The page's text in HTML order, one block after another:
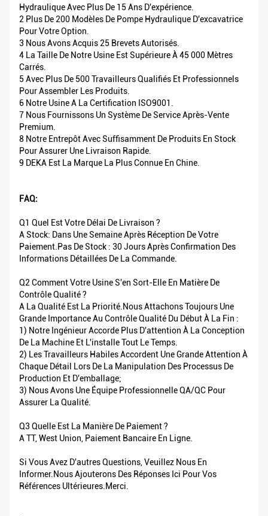
Hydraulique Avec Plus De 15 Ans D'expérience.
2 Plus De 200 Modèles De Pompe Hydraulique D'excavatrice
Pour Votre Option.
3 Nous Avons Acquis 25 Brevets Autorisés.
4 La Taille De Notre Usine Est Supérieure À 45 000 Mètres
Carrés.
5 Avec Plus De 500 Travailleurs Qualifiés Et Professionnels
Pour Assembler Les Produits.
6 Notre Usine A La Certification ISO9001.
7 Nous Fournissons Un Système De Service Après-Vente
Premium.
8 Notre Entrepôt Avec Suffisamment De Produits En Stock
Pour Assurer Une Livraison Rapide.
9 DEKA Est La Marque La Plus Connue En Chine.
FAQ:
Q1 Quel Est Votre Délai De Livraison ?
A Stock: Dans Une Semaine Après Réception De Votre
Paiement.Pas De Stock : 30 Jours Après Confirmation Des
Informations Détaillées De La Commande.
Q2 Comment Votre Usine S'en Sort-Elle En Matière De
Contrôle Qualité ?
A La Qualité Est La Priorité.Nous Attachons Toujours Une
Grande Importance Au Contrôle Qualité Du Début À La Fin :
1) Notre Ingénieur Accorde Plus D'attention À La Conception
De La Machine Et L'installe Tout Le Temps.
2) Les Travailleurs Habiles Accordent Une Grande Attention À
Chaque Détail Lors De La Manipulation Des Processus De
Production Et D'emballage;
3) Nous Avons Une Équipe Professionnelle QA/QC Pour
Assurer La Qualité.
Q3 Quelle Est La Manière De Paiement ?
A TT, West Union, Paiement Bancaire En Ligne.
Si Vous Avez D'autres Questions, Veuillez Nous En
Informer.Nous Ajouterons Des Réponses Ici Pour Vos
Références Ultérieures.Merci.